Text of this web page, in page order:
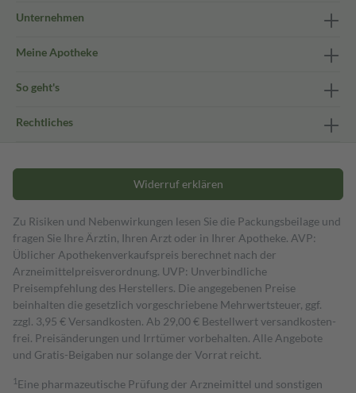
Unternehmen
Meine Apotheke
So geht's
Rechtliches
Widerruf erklären
Zu Risiken und Nebenwirkungen lesen Sie die Packungsbeilage und
fragen Sie Ihre Ärztin, Ihren Arzt oder in Ihrer Apotheke. AVP:
Üblicher Apothekenverkaufspreis berechnet nach der
Arzneimittelpreisverordnung. UVP: Unverbindliche
Preisempfehlung des Herstellers. Die angegebenen Preise
beinhalten die gesetzlich vorgeschriebene Mehrwertsteuer, ggf.
zzgl. 3,95 € Versandkosten. Ab 29,00 € Bestell­wert versand­kosten­
frei. Preisänderungen und Irrtümer vorbehalten. Alle Angebote
und Gratis-Beigaben nur solange der Vorrat reicht.
1 Eine pharmazeutische Prüfung der Arzneimittel und sonstigen